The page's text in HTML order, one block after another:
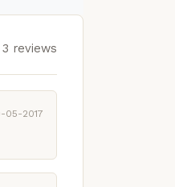
reviews
05-2017